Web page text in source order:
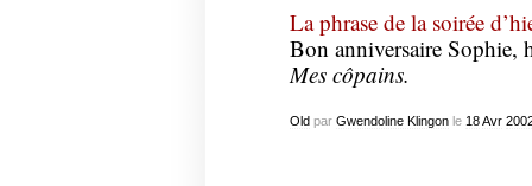
La phrase de la soirée
Bon anniversaire Sophie,
Mes côpains.
Old par Gwendoline Klingonle 18 Avr